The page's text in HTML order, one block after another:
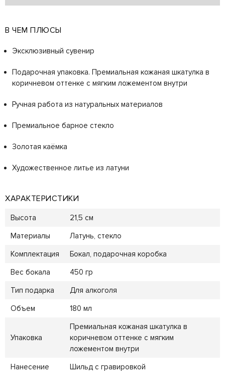
В ЧЕМ ПЛЮСЫ
Эксклюзивный сувенир
Подарочная упаковка. Премиальная кожаная шкатулка в
коричневом оттенке с мягким ложементом внутри
Ручная работа из натуральных материалов
Премиальное барное стекло
Золотая каёмка
Художественное литье из латуни
ХАРАКТЕРИСТИКИ
Высота
21,5 см
Материалы
Латунь, стекло
Комплектация
Бокал, подарочная коробка
Вес бокала
450 гр
Тип подарка
Для алкоголя
Объем
180 мл
Упаковка
Премиальная кожаная шкатулка в
коричневом оттенке с мягким
ложементом внутри
Нанесение
Шильд с гравировкой